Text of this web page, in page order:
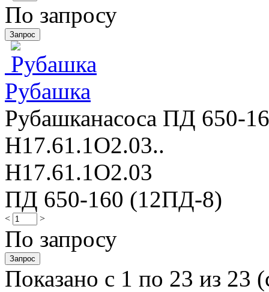
По запросу
Рубашка
Рубашканасоса ПД 650-
Н17.61.1О2.03..
Н17.61.1О2.03
ПД 650-160 (12ПД-8)
< >
По запросу
Показано с 1 по 23 из 23